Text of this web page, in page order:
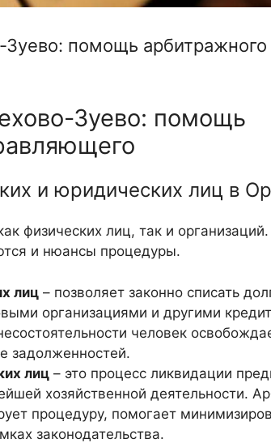
Зуево: помощь арбитражного
Зуево: помощь
и юридических лиц в
физических лиц, так и
и нюансы процедуры.
лиц – позволяет законно списать
организациями и другими
человек
задолженностей.
лиц – это процесс ликвидации
хозяйственной деятельности.
процедуру, помогает
законодательства.